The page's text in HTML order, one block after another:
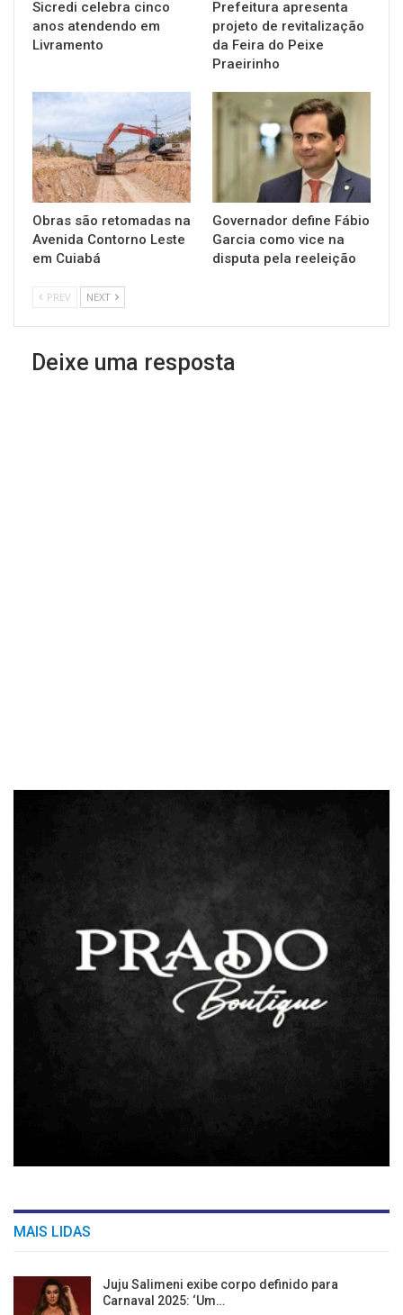
Sicredi celebra cinco
anos atendendo em
Livramento
Prefeitura apresenta
projeto de revitalização
da Feira do Peixe
Praeirinho
Obras são retomadas na
Avenida Contorno Leste
em Cuiabá
Governador define Fábio
Garcia como vice na
disputa pela reeleição
PREV NEXT
Deixe uma resposta
MAIS LIDAS
Juju Salimeni exibe corpo definido para
Carnaval 2025: ‘Um…